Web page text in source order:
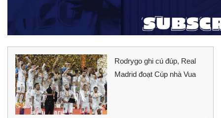
Rodrygo ghi cú đúp, Real
Madrid đoạt Cúp nhà Vua